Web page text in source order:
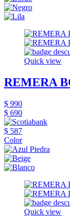
Quick view
REMERA
$ 990
$ 690
$ 587
Color
Quick view